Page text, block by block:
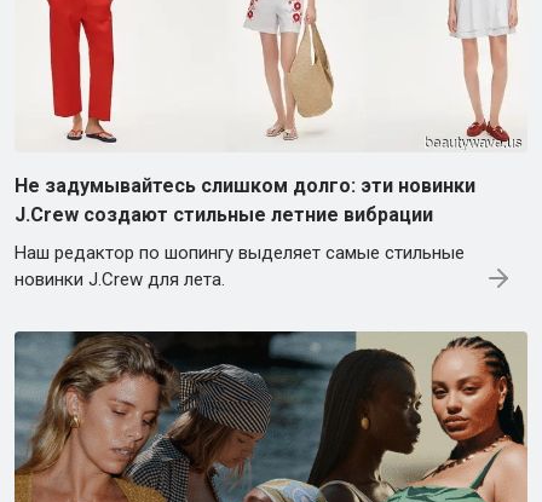
Не задумывайтесь слишком долго: эти новинки
J.Crew создают стильные летние вибрации
Наш редактор по шопингу выделяет самые стильные
новинки J.Crew для лета.